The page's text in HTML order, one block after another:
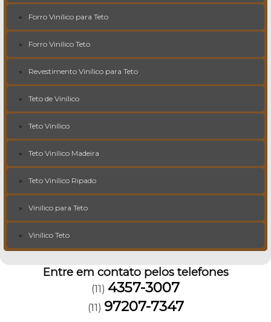
Forro Vinílico para Teto
Forro Vinílico Teto
Revestimento Vinílico para Teto
Teto de Vinílico
Teto Vinílico
Teto Vinílico Madeira
Teto Vinílico Ripado
Vinílico para Teto
Vinílico Teto
Entre em contato pelos telefones
(11) 4357-3007
(11) 97207-7347